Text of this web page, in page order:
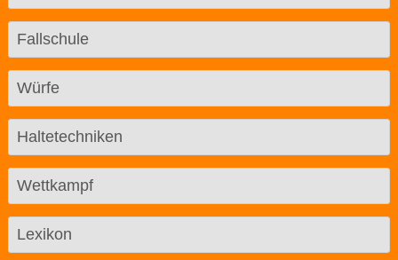
Fallschule
Würfe
Haltetechniken
Wettkampf
Lexikon